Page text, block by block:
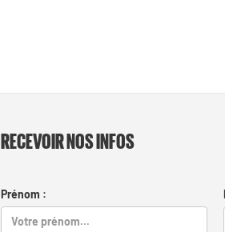
RECEVOIR NOS INFOS
Prénom :